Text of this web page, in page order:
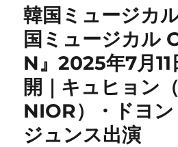
韓国ミュージカ
国ミュージカル
N』2025年7月11
開｜キュヒョン
NIOR）・ドヨン
ジュンス出演